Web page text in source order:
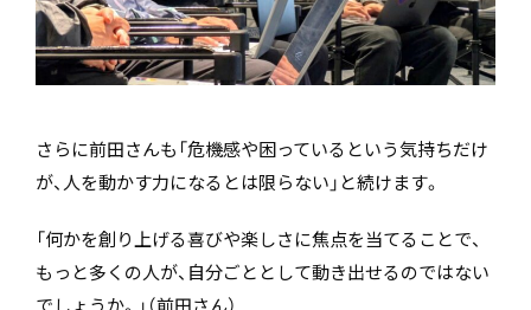
さらに前田さんも「危機感や困っているという気持ちだけ
が、人を動かす力になるとは限らない」と続けます。
「何かを創り上げる喜びや楽しさに焦点を当てることで、
もっと多くの人が、自分ごととして動き出せるのではない